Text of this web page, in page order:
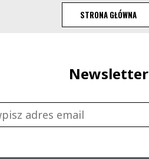
STRONA GŁÓWNA
Newsletter